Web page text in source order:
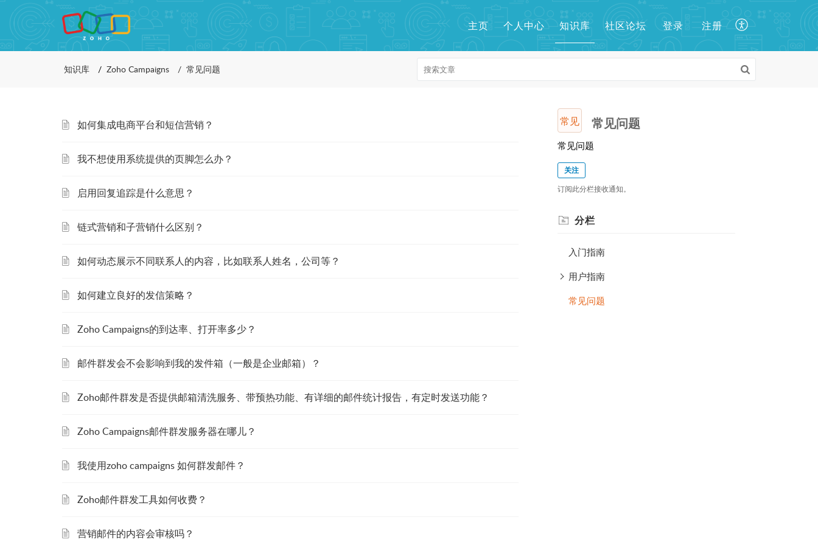
主页 个人中心 知识库 社区论坛 登录 注册
知识库 Zoho Campaigns 常见问题
如何集成电商平台和短信营销？
我不想使用系统提供的页脚怎么办？
启用回复追踪是什么意思？
链式营销和子营销什么区别？
如何动态展示不同联系人的内容，比如联系人姓名，公司等？
如何建立良好的发信策略？
Zoho Campaigns的到达率、打开率多少？
邮件群发会不会影响到我的发件箱（一般是企业邮箱）？
Zoho邮件群发是否提供邮箱清洗服务、带预热功能、有详细的邮件统计报告，有定时发送功能？
Zoho Campaigns邮件群发服务器在哪儿？
我使用zoho campaigns 如何群发邮件？
Zoho邮件群发工具如何收费？
营销邮件的内容会审核吗？
常见 常见问题
常见问题
关注
订阅此分栏接收通知。
分栏
入门指南
用户指南
常见问题